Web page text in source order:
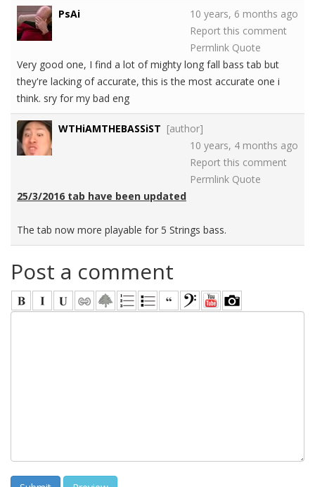
PsAi
10 years, 6 months ago
Report this comment
Permlink Quote
Very good one, I find a lot of mighty long fall bass tab but
they're lacking of accurate, this is the most accurate one i
think. sry for my bad eng
WTHiAMTHEBASSiST [author]
10 years, 4 months ago
Report this comment
Permlink Quote
25/3/2016 tab have been updated
The tab now more playable for 5 Strings bass.
Post a comment